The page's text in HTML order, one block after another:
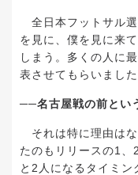
全日本フットサル
を見に、僕を見に来
しまう。多くの人に
表させてもらいました
──名古屋戦の前とい
それは特に理由はな
たのもリリースの1 2
と 2 人になるタイミ